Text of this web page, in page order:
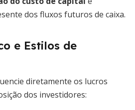
dos fluxos futuros de caixa.
e Estilos de
diretamente os lucros
dos investidores: